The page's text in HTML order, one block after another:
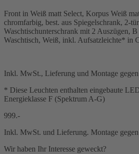
Front in Weiß matt Select, Korpus Weiß
chromfarbig, best. aus Spiegelschrank, 2-
Waschtischunterschrank mit 2 Auszügen,
Waschtisch, Weiß, inkl. Aufsatzleichte* in
Inkl. MwSt., Lieferung und Montage
* Diese Leuchten enthalten eingebaute
Energieklasse F (Spektrum A-G)
999.-
Inkl. MwSt. und Lieferung. Montage
Wir haben Ihr Interesse geweckt?